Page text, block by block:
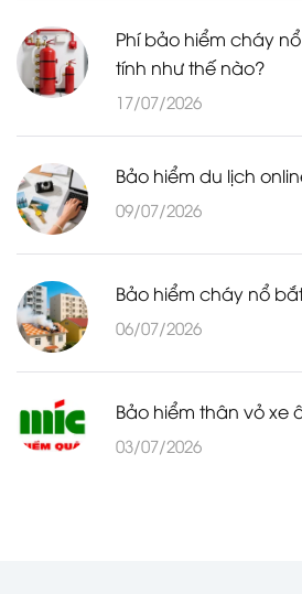
Phí bảo hiểm cháy
tính như thế nào?
17/07/2026
Bảo hiểm du lịch
09/07/2026
Bảo hiểm cháy nổ
06/07/2026
Bảo hiểm thân vỏ xe
03/07/2026